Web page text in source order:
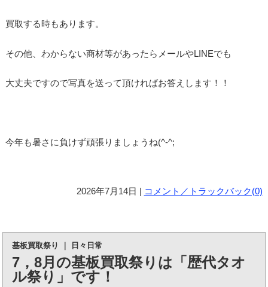
買取する時もあります。
その他、わからない商材等があったらメールやLINEでも
大丈夫ですので写真を送って頂ければお答えします！！
今年も暑さに負けず頑張りましょうね(^-^;
2026年7月14日 | コメント／トラックバック(0)
基板買取祭り 日々日常
7，8月の基板買取祭りは「歴代タオ
ル祭り」です！